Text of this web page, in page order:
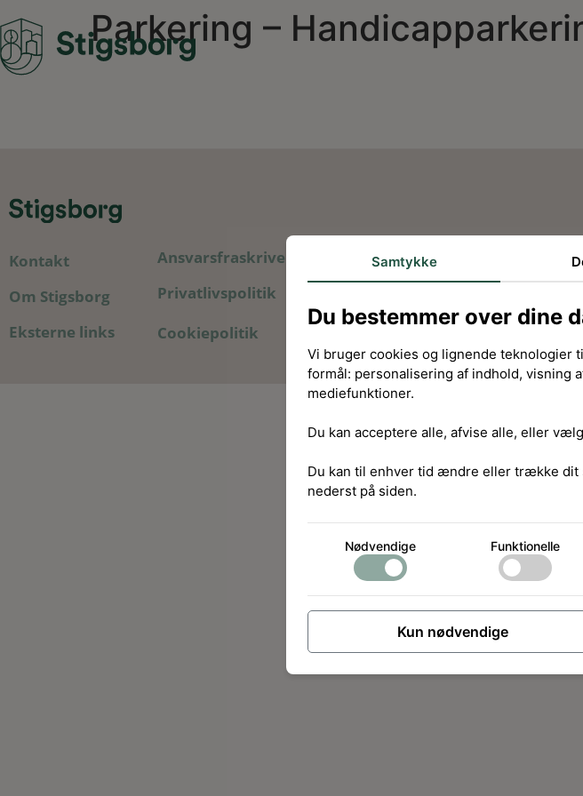
Parkering –
Kontakt
Om Stigsborg
Eksterne links
Ansvarsfraskrivelse
Privatlivspolitik
Cookiepolitik
Samtykke
Du bestemmer over dine
Vi bruger cookies og lignende teknologier
formål: personalisering af indhold, visning
mediefunktioner.
Du kan acceptere alle, afvise alle, eller
Du kan til enhver tid ændre eller trække dit
nederst på siden.
Nødvendige Funktionelle
Kun nødvendige